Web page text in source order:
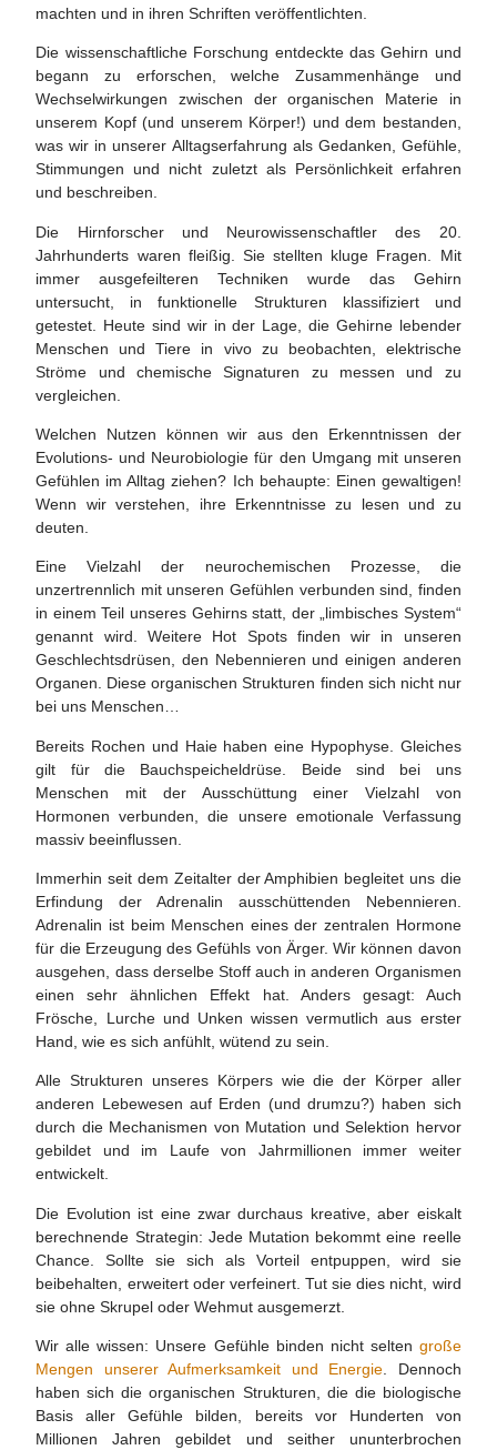
machten und in ihren Schriften veröffentlichten.
Die wissenschaftliche Forschung entdeckte das Gehirn und
begann zu erforschen, welche Zusammenhänge und
Wechselwirkungen zwischen der organischen Materie in
unserem Kopf (und unserem Körper!) und dem bestanden,
was wir in unserer Alltagserfahrung als Gedanken, Gefühle,
Stimmungen und nicht zuletzt als Persönlichkeit erfahren
und beschreiben.
Die Hirnforscher und Neurowissenschaftler des 20.
Jahrhunderts waren fleißig. Sie stellten kluge Fragen. Mit
immer ausgefeilteren Techniken wurde das Gehirn
untersucht, in funktionelle Strukturen klassifiziert und
getestet. Heute sind wir in der Lage, die Gehirne lebender
Menschen und Tiere in vivo zu beobachten, elektrische
Ströme und chemische Signaturen zu messen und zu
vergleichen.
Welchen Nutzen können wir aus den Erkenntnissen der
Evolutions- und Neurobiologie für den Umgang mit unseren
Gefühlen im Alltag ziehen? Ich behaupte: Einen gewaltigen!
Wenn wir verstehen, ihre Erkenntnisse zu lesen und zu
deuten.
Eine Vielzahl der neurochemischen Prozesse, die
unzertrennlich mit unseren Gefühlen verbunden sind, finden
in einem Teil unseres Gehirns statt, der „limbisches System“
genannt wird. Weitere Hot Spots finden wir in unseren
Geschlechtsdrüsen, den Nebennieren und einigen anderen
Organen. Diese organischen Strukturen finden sich nicht nur
bei uns Menschen…
Bereits Rochen und Haie haben eine Hypophyse. Gleiches
gilt für die Bauchspeicheldrüse. Beide sind bei uns
Menschen mit der Ausschüttung einer Vielzahl von
Hormonen verbunden, die unsere emotionale Verfassung
massiv beeinflussen.
Immerhin seit dem Zeitalter der Amphibien begleitet uns die
Erfindung der Adrenalin ausschüttenden Nebennieren.
Adrenalin ist beim Menschen eines der zentralen Hormone
für die Erzeugung des Gefühls von Ärger. Wir können davon
ausgehen, dass derselbe Stoff auch in anderen Organismen
einen sehr ähnlichen Effekt hat. Anders gesagt: Auch
Frösche, Lurche und Unken wissen vermutlich aus erster
Hand, wie es sich anfühlt, wütend zu sein.
Alle Strukturen unseres Körpers wie die der Körper aller
anderen Lebewesen auf Erden (und drumzu?) haben sich
durch die Mechanismen von Mutation und Selektion hervor
gebildet und im Laufe von Jahrmillionen immer weiter
entwickelt.
Die Evolution ist eine zwar durchaus kreative, aber eiskalt
berechnende Strategin: Jede Mutation bekommt eine reelle
Chance. Sollte sie sich als Vorteil entpuppen, wird sie
beibehalten, erweitert oder verfeinert. Tut sie dies nicht, wird
sie ohne Skrupel oder Wehmut ausgemerzt.
Wir alle wissen: Unsere Gefühle binden nicht selten große
Mengen unserer Aufmerksamkeit und Energie. Dennoch
haben sich die organischen Strukturen, die die biologische
Basis aller Gefühle bilden, bereits vor Hunderten von
Millionen Jahren gebildet und seither ununterbrochen